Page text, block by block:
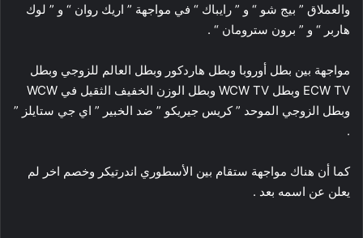
والعملاق ” بيج شو “ و ” رايباك “ في مواجهة ” اريك روان “ و ” لوك
هاربر “ و ” برون سترومان “ .
مواجهة بين بطل أوروبا وبطل هاردكور وبطل العالم للزوجي وبطل
ECW TV وبطل WCW TV وبطل الوزن الخفيف الثقيل في WCW
وبطل الزوجي الموحد ” كريس جيريكو ” ضد الخبير ” اي جي ستايلز ”
.
كما أن هناك مواجهة ستقام بين الأسطوري اندرتيكر وخصم اخر لم
يعلن عن اسمه بعد .